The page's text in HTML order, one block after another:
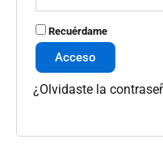
Recuérdame
Acceso
¿Olvidaste la